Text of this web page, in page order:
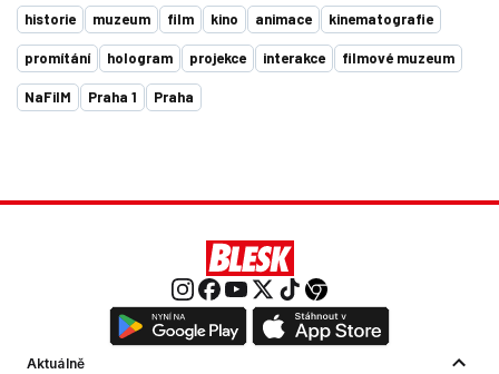
historie muzeum film kino animace kinematografie
promítání hologram projekce interakce filmové muzeum
NaFilM Praha 1 Praha
Aktuálně